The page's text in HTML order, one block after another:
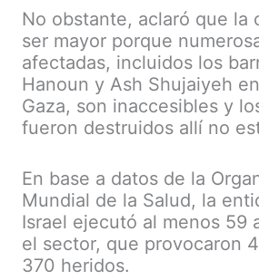
No obstante, aclaró que la
ser mayor porque
afectadas, incluidos los
Hanoun y Ash Shujaiyeh
Gaza, son inaccesibles y
fueron destruidos allí no
En base a datos de la
Mundial de la Salud, la
Israel ejecutó al menos 59
el sector, que provocaron
370 heridos.